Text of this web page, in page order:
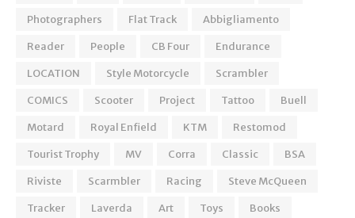
Photographers
Flat Track
Abbigliamento
Reader
People CB Four
Endurance
LOCATION
Style Motorcycle
Scrambler
COMICS
Scooter Project Tattoo
Buell
Motard
Royal Enfield KTM
Restomod
Tourist Trophy
MV Corra Classic
BSA
Riviste
Scarmbler Racing
Steve McQueen
Tracker
Laverda Art Toys
Books